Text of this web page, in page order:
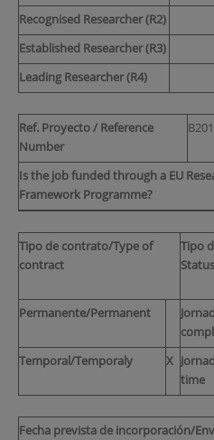
Recognised Researcher (R2)
Established Researcher (R3)
Leading Researcher (R4)
Ref. Proyecto / Reference
Number
Is the job funded through a EU
Framework Programme?
Tipo de contrato/Type of
contract
Tipo
Status
Permanente/Permanent
Temporal/Temporaly X
time
Fecha prevista de incorporación/